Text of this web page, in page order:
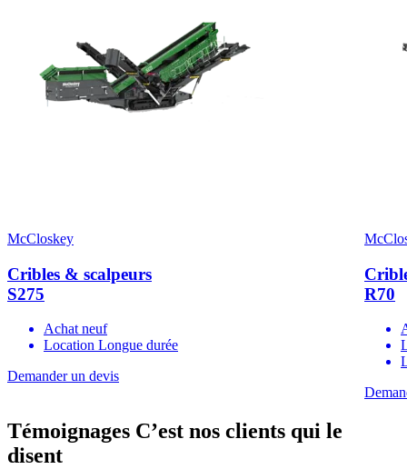
McCloskey
Cribles & scalpeurs
S275
Achat neuf
Location Longue durée
Demander un devis
R70
Témoignages C’est nos clients qui le
disent